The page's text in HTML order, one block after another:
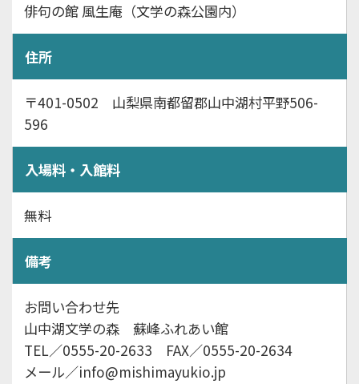
俳句の館 風生庵（文学の森公園内）
住所
〒401-0502 山梨県南都留郡山中湖村平野506-
596
入場料・入館料
無料
備考
お問い合わせ先
山中湖文学の森 蘇峰ふれあい館
TEL／0555-20-2633 FAX／0555-20-2634
メール／info@mishimayukio.jp